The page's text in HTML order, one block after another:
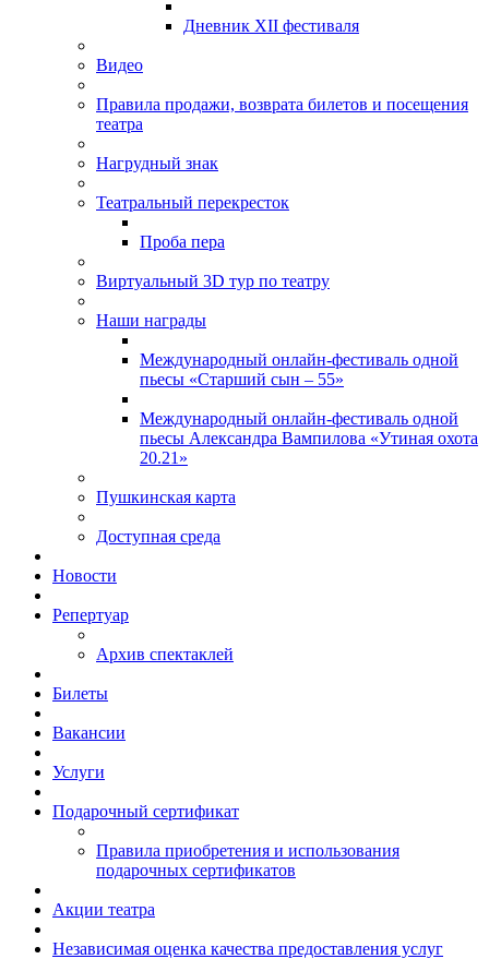
Дневник XII фестиваля
Видео
Правила продажи, возврата билетов и посещения
театра
Нагрудный знак
Театральный перекресток
Проба пера
Виртуальный 3D тур по театру
Наши награды
Международный онлайн-фестиваль одной
пьесы «Старший сын – 55»
Международный онлайн-фестиваль одной
пьесы Александра Вампилова «Утиная охота
20.21»
Пушкинская карта
Доступная среда
Новости
Репертуар
Архив спектаклей
Билеты
Вакансии
Услуги
Подарочный сертификат
Правила приобретения и использования
подарочных сертификатов
Акции театра
Независимая оценка качества предоставления услуг